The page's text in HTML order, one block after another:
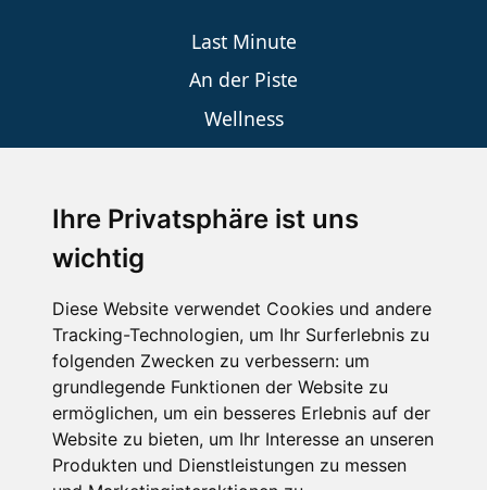
Ihre Privatsphäre ist uns
wichtig
Diese Website verwendet Cookies und andere
Tracking-Technologien, um Ihr Surferlebnis zu
folgenden Zwecken zu verbessern: um
grundlegende Funktionen der Website zu
ermöglichen, um ein besseres Erlebnis auf der
Website zu bieten, um Ihr Interesse an unseren
Produkten und Dienstleistungen zu messen
Last Minute
An der Piste
Wellness
SCHNEEHÖHEN SKI APP
Die Schneehoehen Ski APP für iOS und Android - Ein
Muss für alle Wintersportler und Schneefreaks!